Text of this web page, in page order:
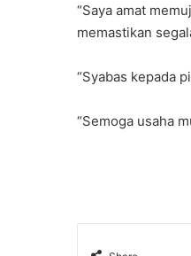
“Saya amat
memastikan
“Syabas kepada
“Semoga usaha